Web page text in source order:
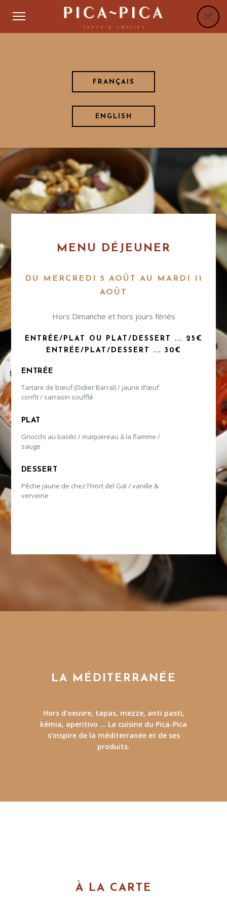
FRANÇAIS
ENGLISH
MENU DÉJEUNER
DU MERCREDI 5 AOÛT AU MARDI 11
AOÛT
Hors Dimanche et hors jours fériés
ENTRÉE/PLAT OU PLAT/DESSERT ... 25€
ENTRÉE/PLAT/DESSERT ... 30€
ENTRÉE
Tartare de bœuf (Didier Barral) / jaune d’œuf
confit / sarrasin soufflé
PLAT
Gnocchi au basilic / maquereau à la flamme /
sauge
DESSERT
Pêche jaune de chez l'Hort del Gal / vanille &
verveine
LA MÉDITERRANÉE
Hors d'oeuvre, tapas, mezze, anti pasti,
kémia, aperitivo ... La cuisine du Pica-Pica
s'inspire de la méditerranée et de ses
produits.
À LA CARTE